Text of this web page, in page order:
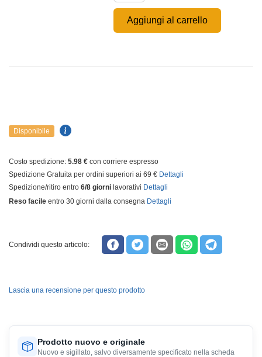
Aggiungi al carrello
Disponibile
Costo spedizione: 5.98 € con corriere espresso
Spedizione Gratuita per ordini superiori ai 69 € Dettagli
Spedizione/ritiro entro 6/8 giorni lavorativi Dettagli
Reso facile entro 30 giorni dalla consegna Dettagli
Condividi questo articolo:
Lascia una recensione per questo prodotto
Prodotto nuovo e originale
Nuovo e sigillato, salvo diversamente specificato nella scheda